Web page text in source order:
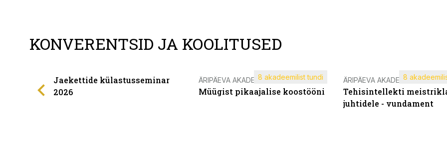
KONVERENTSID JA KOOLITUSED
Jaekettide külastusseminar
2026
ÄRIPÄEVA AKADEEMIA
Müügist pikaajalise koostööni
8 akadeemilist tundi ÄRIPÄEVA AKADEEMIA
Tehisintellekti
juhtidele - vundament
8